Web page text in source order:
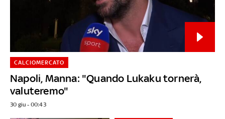
Napoli, Manna: "Quando Lukaku tornerà,
valuteremo"
CALCIOMERCATO
30 giu - 00:43